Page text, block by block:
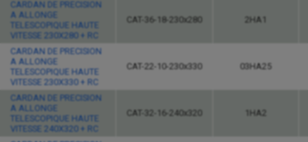
CARDAN DE PRECISION
A ALLONGE
TELESCOPIQUE HAUTE
VITESSE 230X280 + RC
CAT-36-18-230x280 2HA1
CARDAN DE PRECISION
A ALLONGE
TELESCOPIQUE HAUTE
VITESSE 230X330 + RC
CAT-22-10-230x330 03HA25
CARDAN DE PRECISION
A ALLONGE
TELESCOPIQUE HAUTE
VITESSE 240X320 + RC
CAT-32-16-240x320 1HA2